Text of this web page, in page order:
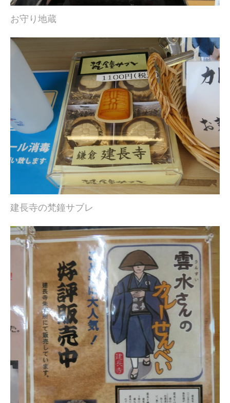
お守り地蔵
建長寺の梵鐘サブレ